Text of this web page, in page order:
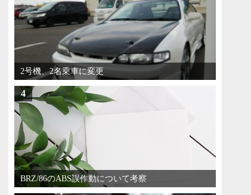
2号機、2名乗車に変更
4
BRZ/86のABS誤作動について考察